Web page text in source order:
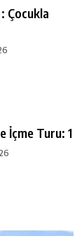
Çocukla
İçme Turu: 1